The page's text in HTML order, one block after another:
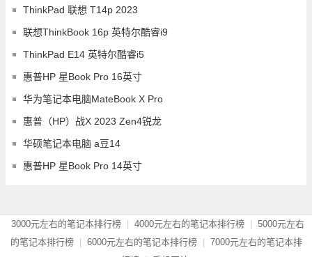
ThinkPad 联想 T14p 2023
联想ThinkBook 16p 英特尔酷睿i9
ThinkPad E14 英特尔酷睿i5
惠普HP 星Book Pro 16英寸
华为笔记本电脑MateBook X Pro
惠普（HP）战X 2023 Zen4锐龙
华硕笔记本电脑 a豆14
惠普HP 星Book Pro 14英寸
3000元左右的笔记本排行榜 4000元左右的笔记本排行榜
5000元左右
的笔记本排行榜
6000元左右的笔记本排行榜
7000元左右的笔记本排